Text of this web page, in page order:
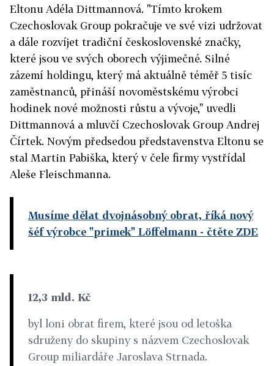
Eltonu Adéla Dittmannová. "Tímto krokem
Czechoslovak Group pokračuje ve své vizi udržovat
a dále rozvíjet tradiční československé značky,
které jsou ve svých oborech výjimečné. Silné
zázemí holdingu, který má aktuálně téměř 5 tisíc
zaměstnanců, přináší novoměstskému výrobci
hodinek nové možnosti růstu a vývoje," uvedli
Dittmannová a mluvčí Czechoslovak Group Andrej
Čírtek. Novým předsedou představenstva Eltonu se
stal Martin Pabiška, který v čele firmy vystřídal
Aleše Fleischmanna.
Musíme dělat dvojnásobný obrat, říká nový
šéf výrobce "primek" Löffelmann - čtěte ZDE
12,3 mld. Kč
byl loni obrat firem, které jsou od letoška
sdruženy do skupiny s názvem Czechoslovak
Group miliardáře Jaroslava Strnada.